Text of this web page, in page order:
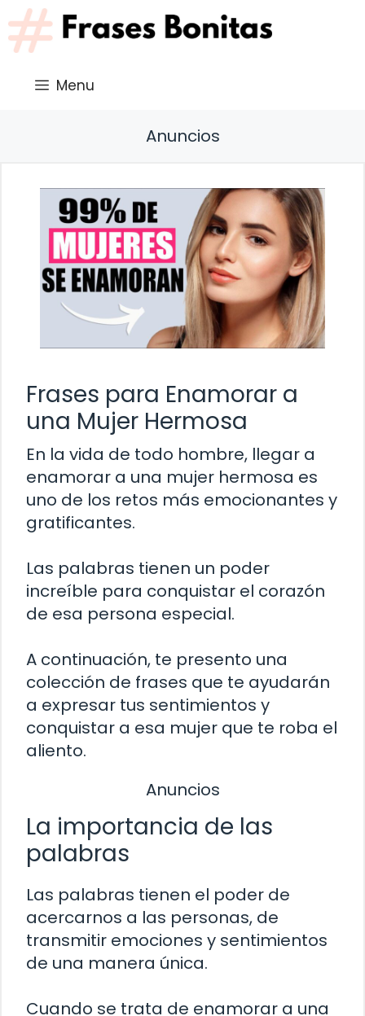
Saltar
al
contenido
Menu
Anuncios
Frases para Enamorar a
una Mujer Hermosa
En la vida de todo hombre, llegar a
enamorar a una mujer hermosa es
uno de los retos más emocionantes y
gratificantes.
Las palabras tienen un poder
increíble para conquistar el corazón
de esa persona especial.
A continuación, te presento una
colección de frases que te ayudarán
a expresar tus sentimientos y
conquistar a esa mujer que te roba el
aliento.
Anuncios
La importancia de las
palabras
Las palabras tienen el poder de
acercarnos a las personas, de
transmitir emociones y sentimientos
de una manera única.
Cuando se trata de enamorar a una